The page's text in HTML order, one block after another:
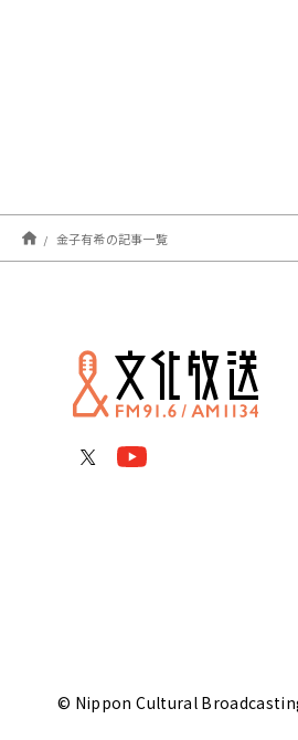
金子有希の記事一覧
© Nippon Cultural